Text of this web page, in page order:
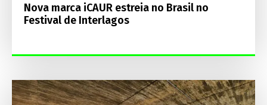
Nova marca iCAUR estreia no Brasil no
Festival de Interlagos